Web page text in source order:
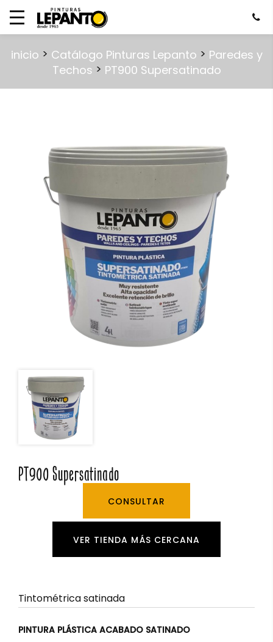
inicio > Catálogo Pinturas Lepanto > Paredes y
Techos > PT900 Supersatinado
PT900 Supersatinado
CONSULTAR
VER TIENDA MÁS CERCANA
Tintométrica satinada
PINTURA PLÁSTICA ACABADO SATINADO